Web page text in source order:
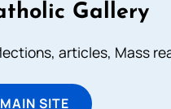
Gallery
articles, Mass
SITE